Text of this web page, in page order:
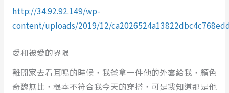
http://34.92.92.149/wp-
content/uploads/2019/12/
愛和被愛的界限
離開家去看耳鳴的時候，我爸拿一件他的外套給我，顏色
奇醜無比，根本不符合我今天的穿搭，可是我知道那是他